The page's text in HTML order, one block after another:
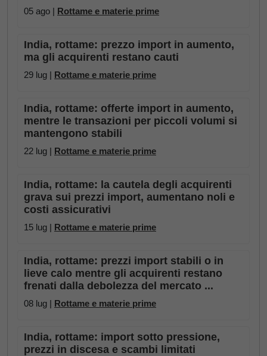
05 ago | Rottame e materie prime
India, rottame: prezzo import in aumento,
ma gli acquirenti restano cauti
29 lug | Rottame e materie prime
India, rottame: offerte import in aumento,
mentre le transazioni per piccoli volumi si
mantengono stabili
22 lug | Rottame e materie prime
India, rottame: la cautela degli acquirenti
grava sui prezzi import, aumentano noli e
costi assicurativi
15 lug | Rottame e materie prime
India, rottame: prezzi import stabili o in
lieve calo mentre gli acquirenti restano
frenati dalla debolezza del mercato ...
08 lug | Rottame e materie prime
India, rottame: import sotto pressione,
prezzi in discesa e scambi limitati